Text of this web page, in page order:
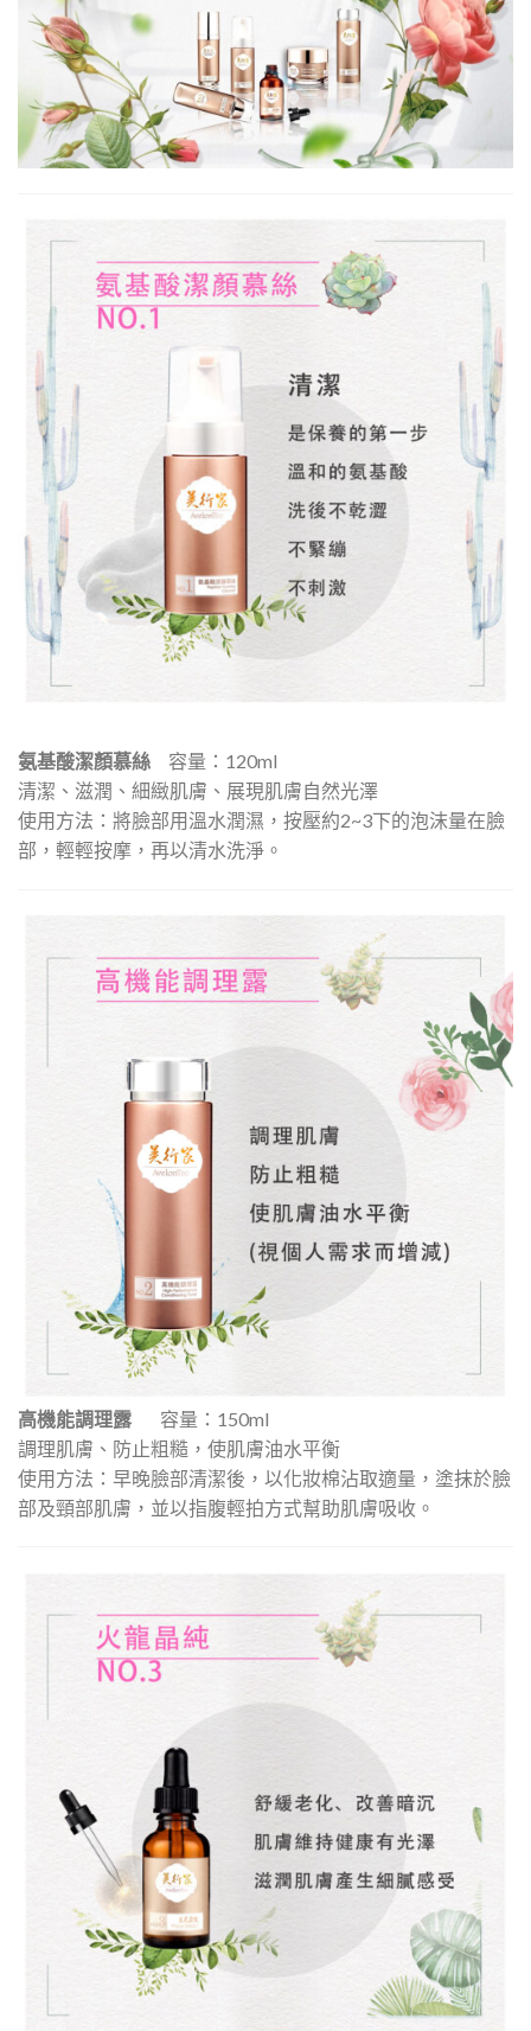
氨基酸潔顏慕絲 容量：120ml
清潔、滋潤、細緻肌膚、展現肌膚自然光澤
使用方法：將臉部用溫水潤濕，按壓約2~3下的泡沫量在臉
部，輕輕按摩，再以清水洗淨。
高機能調理露
容量：150ml
調理肌膚、防止粗糙，使肌膚油水平衡
使用方法：早晚臉部清潔後，以化妝棉沾取適量，塗抹於臉
部及頸部肌膚，並以指腹輕拍方式幫助肌膚吸收。